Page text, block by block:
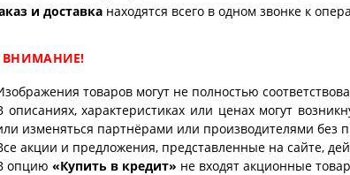
и доставка находятся всего в одном звонке к
ВНИМАНИЕ!
товаров могут не полностью
описаниях, характеристиках или ценах могут
изменяться партнёрами или производителями без
акции и предложения, представленные на сайте,
опцию «Купить в кредит» не входят акционные